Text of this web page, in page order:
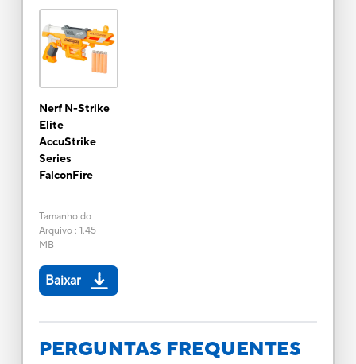
Nerf N-Strike
Elite
AccuStrike
Series
FalconFire
Tamanho do
Arquivo: 1.45
MB
Baixar
PERGUNTAS FREQUENTES